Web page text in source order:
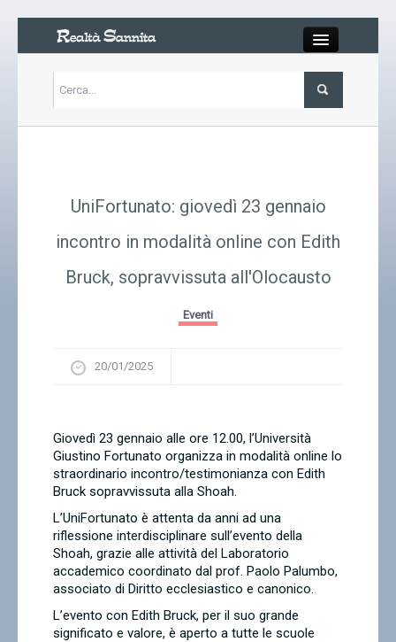
Carrello
UniFortunato: giovedì 23 gennaio
incontro in modalità online con Edith
Bruck, sopravvissuta all'Olocausto
Eventi
20/01/2025
Giovedì 23 gennaio alle ore 12.00, l’Università
Giustino Fortunato organizza in modalità online lo
straordinario incontro/testimonianza con Edith
Bruck sopravvissuta alla Shoah.
L’UniFortunato è attenta da anni ad una
riflessione interdisciplinare sull’evento della
Shoah, grazie alle attività del Laboratorio
accademico coordinato dal prof. Paolo Palumbo,
associato di Diritto ecclesiastico e canonico.
L’evento con Edith Bruck, per il suo grande
significato e valore, è aperto a tutte le scuole